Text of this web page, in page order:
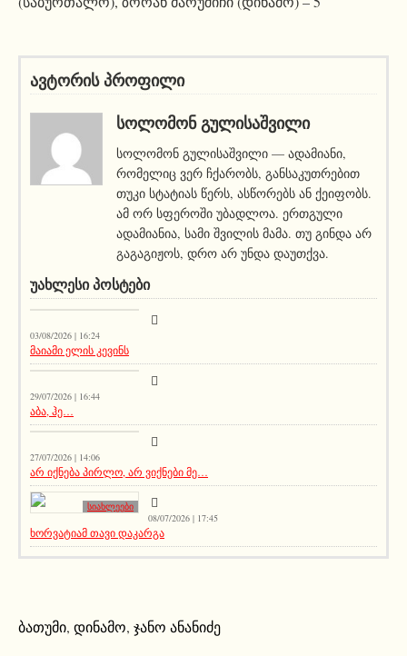
ავტორის პროფილი
ᲡᲝᲚᲝᲛᲝᲜ ᲒᲣᲚᲘᲡᲐᲨᲕᲘᲚᲘ
სოლომონ გულისაშვილი — ადამიანი,
რომელიც ვერ ჩქარობს, განსაკუთრებით
თუკი სტატიას წერს, ასწორებს ან ქეიფობს.
ამ ორ სფეროში უბადლოა. ერთგული
ადამიანია, სამი შვილის მამა. თუ გინდა არ
გაგაგიჟოს, დრო არ უნდა დაუთქვა.
ᲣᲐᲮᲚᲔᲡᲘ ᲞᲝᲡᲢᲔᲑᲘ
03/08/2026 | 16:24
მაიამი ელის კევინს
აქეთურ-იქითური
29/07/2026 | 16:44
აბა, ჰე…
სიახლეები
27/07/2026 | 14:06
არ იქნება პირლო, არ ვიქნები მე…
სიახლეები
08/07/2026 | 17:45
ხორვატიამ თავი დაკარგა
ბათუმი, დინამო, ჯანო ანანიძე